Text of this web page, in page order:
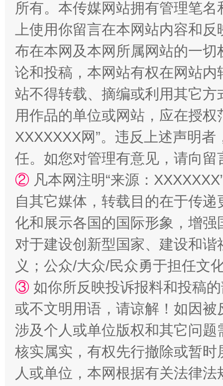
漫山遍野的桃花与雪山、麦地、白藏房 除
招工难、用工荒背后
所有。本传媒网站拥有管理笔
上使用你留言在本网站内容和
布在本网及本网所属网站的一
论和投稿，本网站有权在网站
站不得转载、摘编或利用其它
用作品的单位或网站，应在授
XXXXXXX网”。违反上述声明
任。如您对管理有意见，请向
② 凡本网注明“来源：
自其它媒体，转载目的在于传
化和展示各国的国际形象，增
对于建设创新型国家、建设和
义；公众/大众/民众勇于担任文
③ 如你所反映投诉报料和投稿
或不文明用语，请谅解！如因
涉及个人或单位版权和其它问题
核实属实，有权先行撤除或暂
人或单位，本网根据有关法律